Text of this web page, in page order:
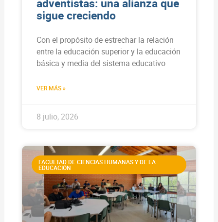
sigue creciendo
Con el propósito de estrechar la relación
entre la educación superior y la educación
básica y media del sistema educativo
VER MÁS »
8 julio, 2026
FACULTAD DE CIENCIAS HUMANAS Y DE LA
EDUCACIÓN